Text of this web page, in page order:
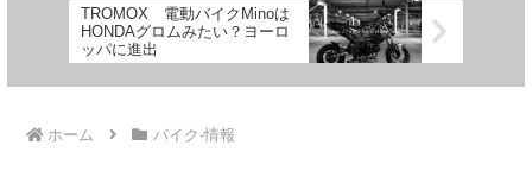
TROMOX 電動バイクMinoは
HONDAグロムみたい？ヨーロ
ッパに進出
ホーム バイク-情報